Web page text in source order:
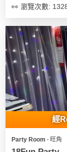
👀 瀏覽次數:
經
Party Room ∙ 旺角